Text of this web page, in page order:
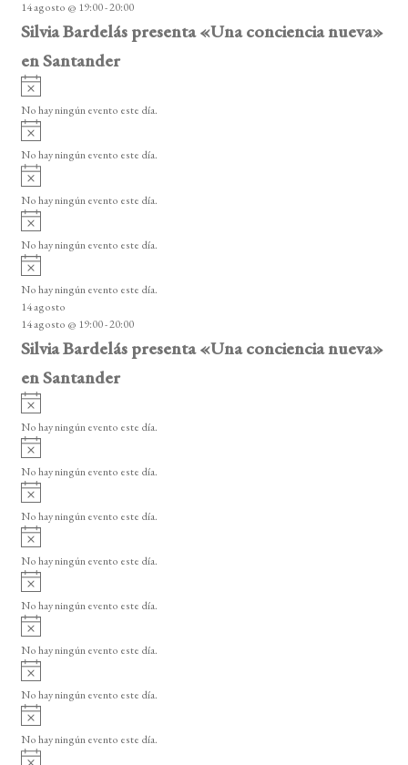
o
14 agosto @ 19:00-20:00
Silvia Bardelás presenta «Una conciencia nueva»
en Santander
A
v
i
o
No hay ningún evento este día.
A
v
i
o
No hay ningún evento este día.
A
v
i
o
No hay ningún evento este día.
A
v
i
o
No hay ningún evento este día.
A
v
i
s
o
No hay ningún evento este día.
14 agosto
14 agosto @ 19:00-20:00
Silvia Bardelás presenta «Una conciencia nueva»
en Santander
A
v
i
o
No hay ningún evento este día.
A
v
i
o
No hay ningún evento este día.
A
v
i
o
No hay ningún evento este día.
A
v
i
o
No hay ningún evento este día.
A
v
i
o
No hay ningún evento este día.
A
v
i
o
No hay ningún evento este día.
A
v
i
o
No hay ningún evento este día.
A
v
i
No hay ningún evento este día.
A